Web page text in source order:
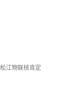
江物联核肯定